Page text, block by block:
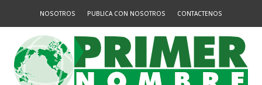
NOSOTROS PUBLICA CON NOSOTROS CONTACTENOS